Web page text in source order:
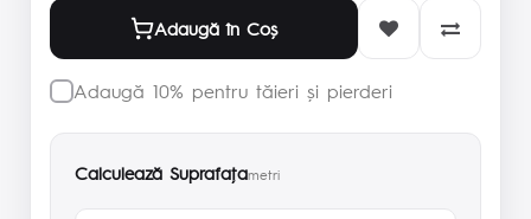
Adaugă în Coş
Adaugă 10% pentru tăieri și pierderi
Calculează Suprafaţametri